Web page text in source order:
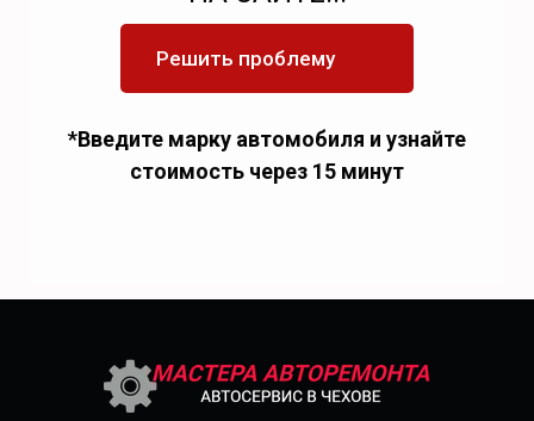
Решить проблему
*Введите марку автомобиля и узнайте
стоимость через 15 минут